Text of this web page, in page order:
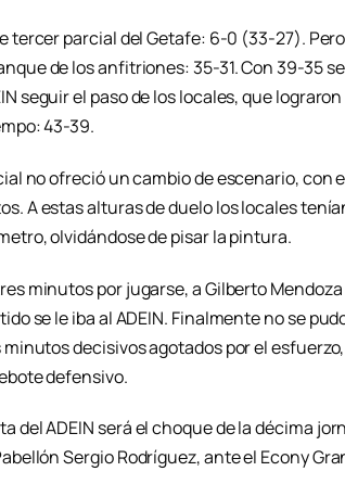
tercer parcial del Getafe: 6-0 (33-27).
de los anfitriones: 35-31. Con 39-35
seguir el paso de los locales, que
43-39.
no ofreció un cambio de escenario, con
A estas alturas de duelo los locales
olvidándose de pisar la pintura.
minutos por jugarse, a Gilberto
se le iba al ADEIN. Finalmente no se
decisivos agotados por el
defensivo.
del ADEIN será el choque de la décima
Sergio Rodríguez, ante el Econy